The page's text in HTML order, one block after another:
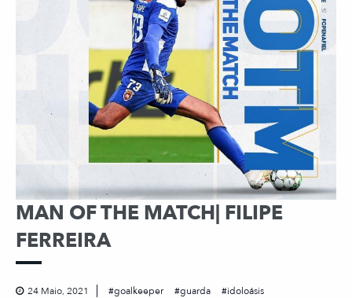
MAN OF THE MATCH| FILIPE
FERREIRA
24 Maio, 2021 goalkeeper guarda
idoloásis